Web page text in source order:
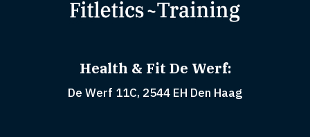
Health & Fit De Werf:
De Werf 11C, 2544 EH Den Haag